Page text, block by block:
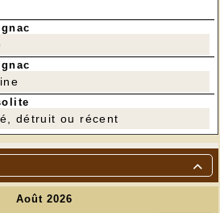

détruit ou récent